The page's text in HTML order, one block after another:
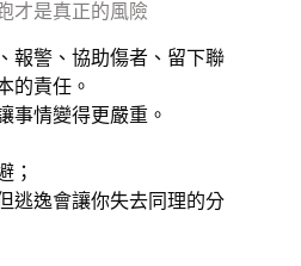
才是真正的風險
報警、協助傷者、留下聯
的責任。
事情變得更嚴重。
；
逃逸會讓你失去同理的分